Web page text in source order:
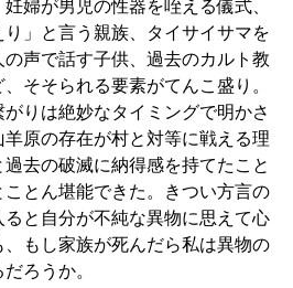
婦が男児の性器を咥える儀式、
」と言う親族、タイサイサマを
声で話す子供、過去のカルト教
そそられる要素がてんこ盛り。
りは絶妙なタイミングで明かさ
原の存在が村と対等に戦える理
去の破滅に納得感を持てたこと
ことん堪能できた。きつい方言の
と自分が不純な異物に思えて心
もし家族が死んだら私は異物の
ろうか。